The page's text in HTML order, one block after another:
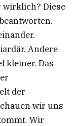
wirklich? Diese
Andere
kleiner. Das
der
wir uns
Wir